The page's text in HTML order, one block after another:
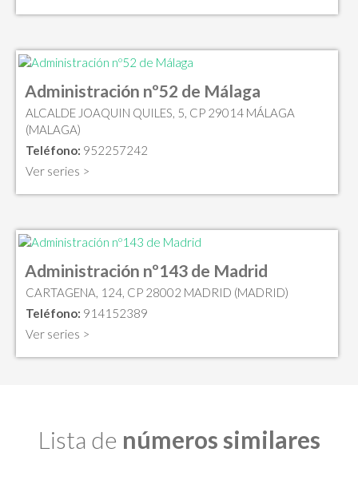
Administración nº52 de Málaga
ALCALDE JOAQUIN QUILES, 5, CP 29014 MÁLAGA
(MALAGA)
Teléfono: 952257242
Ver series >
Administración nº143 de Madrid
CARTAGENA, 124, CP 28002 MADRID (MADRID)
Teléfono: 914152389
Ver series >
Lista de números similares